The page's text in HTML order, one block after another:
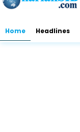
Home Headlines